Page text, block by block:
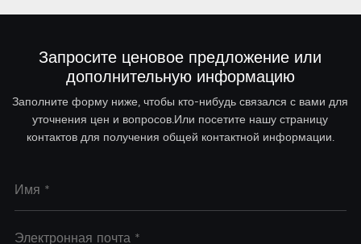
Запросите ценовое предложение или
дополнительную информацию
Заполните форму ниже, чтобы кто-нибудь связался с вами для
уточнения цен и вопросов.Или посетите нашу страницу
контактов для получения общей контактной информации.